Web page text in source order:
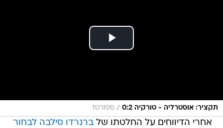
תקציר: אוסטרליה - טורקיה 0:2 / ספורט1
אחרי הדיווחים על החלטתו שלברנרדו סילבה לבחור